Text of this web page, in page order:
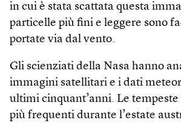
in cui è stata scattata questa
particelle più fini e leggere sono
portate via dal vento.
Gli scienziati della Nasa hanno
immagini satellitari e i dati
ultimi cinquant’anni. Le tempeste
più frequenti durante l’estate